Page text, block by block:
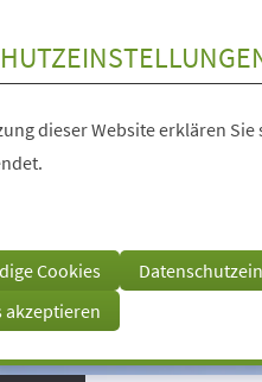
dieser Website erklären
Cookies
akzeptieren